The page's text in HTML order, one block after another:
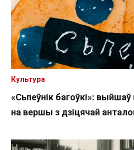
«Сьпеўнік багоўкі»:
на вершы з дзіцячай
Культура